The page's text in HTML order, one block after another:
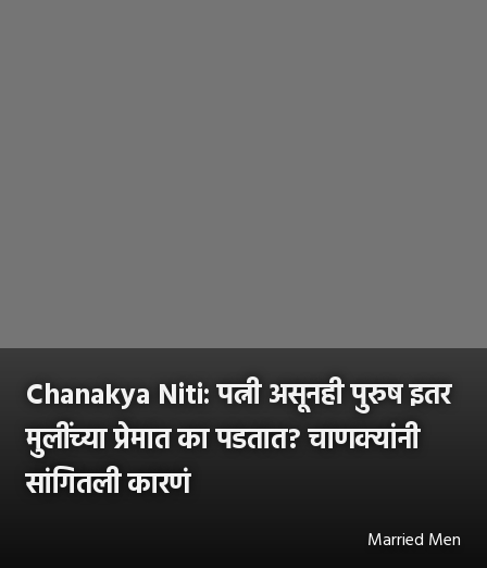
Chanakya Niti: पत्नी असूनही पुरुष इतर
मुलींच्या प्रेमात का पडतात? चाणक्यांनी
सांगितली कारणं
Married Men